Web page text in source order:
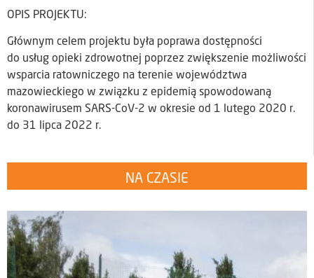
OPIS PROJEKTU:
Głównym celem projektu była poprawa dostępności
do usług opieki zdrowotnej poprzez zwiększenie możliwości
wsparcia ratowniczego na terenie województwa
mazowieckiego w związku z epidemią spowodowaną
koronawirusem SARS-CoV-2 w okresie od 1 lutego 2020 r.
do 31 lipca 2022 r.
NA CZASIE